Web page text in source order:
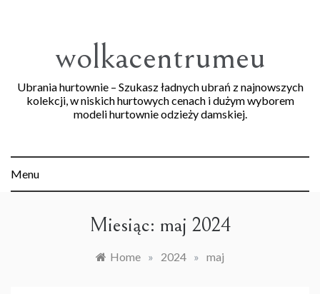
wolkacentrumeu
Ubrania hurtownie – Szukasz ładnych ubrań z najnowszych
kolekcji, w niskich hurtowych cenach i dużym wyborem
modeli hurtownie odzieży damskiej.
Menu
Miesiąc: maj 2024
Home » 2024 » maj